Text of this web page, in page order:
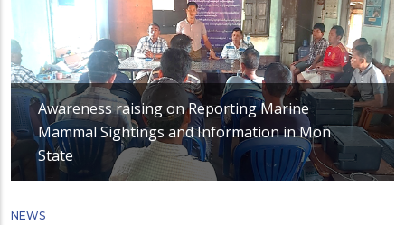
Awareness raising on Reporting Marine
Mammal Sightings and Information in Mon
State
NEWS